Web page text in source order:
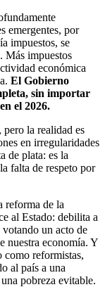
emergentes, por
impuestos, se
Más impuestos
económica
El Gobierno
sin importar
el 2026.
la realidad es
en irregularidades
de plata: es la
falta de respeto por
reforma de la
al Estado: debilita a
un acto de
nuestra economía. Y
como reformistas,
al país a una
pobreza evitable.